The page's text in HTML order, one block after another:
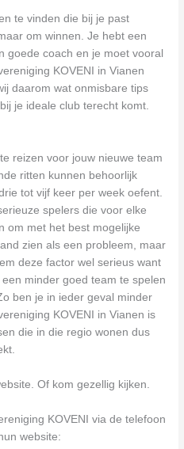
te vinden die bij je past
om winnen. Je hebt een
goede coach en je moet vooral
KOVENI in Vianen
daarom wat onmisbare tips
je ideale club terecht komt.
reizen voor jouw nieuwe team
ritten kunnen behoorlijk
tot vijf keer per week oefent.
spelers die voor elke
om met het best mogelijke
zien als een probleem, maar
deze factor wel serieus want
minder goed team te spelen
ben je in ieder geval minder
KOVENI in Vianen is
die in die regio wonen dus
Of kom gezellig kijken.
KOVENI via de telefoon
website: